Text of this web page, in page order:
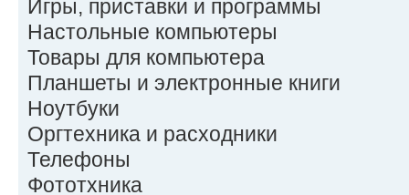
Игры, приставки и программы
Настольные компьютеры
Товары для компьютера
Планшеты и электронные книги
Ноутбуки
Оргтехника и расходники
Телефоны
Фототхника